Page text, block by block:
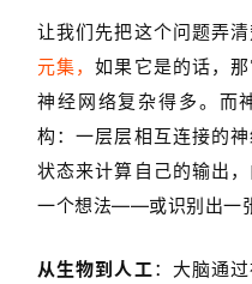
让我们先把这个问题弄清
元集，如果它是的话，
神经网络复杂得多。而
构：一层层相互连接的
状态来计算自己的输出
一个想法——或识别出一
从生物到人工：大脑通